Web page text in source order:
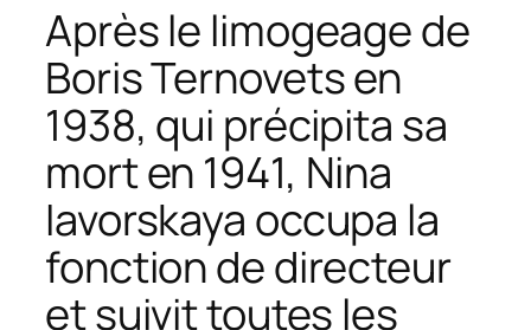
Après le limogeage de
Boris Ternovets en
1938, qui précipita sa
mort en 1941, Nina
Iavorskaya occupa la
fonction de directeur
et suivit toutes les